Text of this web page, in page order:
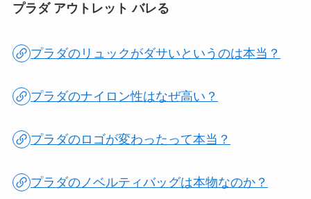
プラダ アウトレット バレる
プラダのリュックがダサいというのは本当？
プラダのナイロン性はなぜ高い？
プラダのロゴが変わったって本当？
プラダのノベルティバッグは本物なのか？